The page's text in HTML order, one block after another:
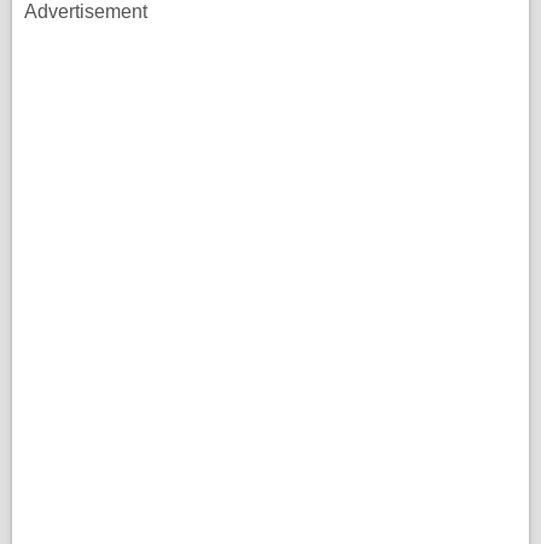
Advertisement